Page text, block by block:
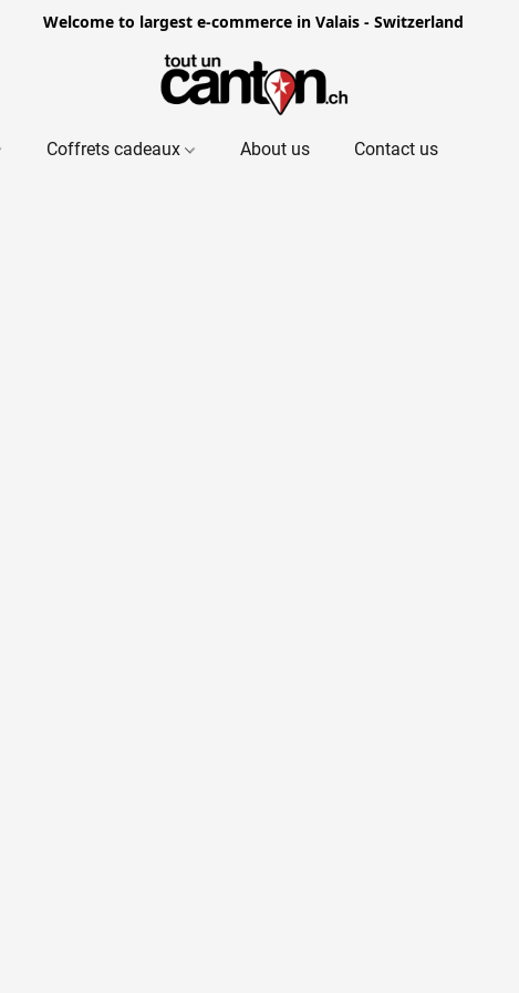
Welcome to largest e-commerce in Valais - Switzerland
Coffrets cadeaux About us Contact us